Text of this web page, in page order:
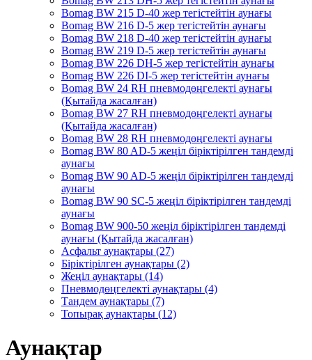
Bomag BW 215 D-40 жер тегістейтін аунағы
Bomag BW 216 D-5 жер тегістейтін аунағы
Bomag BW 218 D-40 жер тегістейтін аунағы
Bomag BW 219 D-5 жер тегістейтін аунағы
Bomag BW 226 DH-5 жер тегістейтін аунағы
Bomag BW 226 DI-5 жер тегістейтін аунағы
Bomag BW 24 RH пневмодөңгелекті аунағы
(Қытайда жасалған)
Bomag BW 27 RH пневмодөңгелекті аунағы
(Қытайда жасалған)
Bomag BW 28 RH пневмодөңгелекті аунағы
Bomag BW 80 AD-5 жеңіл біріктірілген тандемді
аунағы
Bomag BW 90 AD-5 жеңіл біріктірілген тандемді
аунағы
Bomag BW 90 SC-5 жеңіл біріктірілген тандемді
аунағы
Bomag BW 900-50 жеңіл біріктірілген тандемді
аунағы (Қытайда жасалған)
Асфальт аунақтары (27)
Біріктірілген аунақтары (2)
Жеңіл аунақтары (14)
Пневмодөңгелекті аунақтары (4)
Тандем аунақтары (7)
Топырақ аунақтары (12)
Аунақтар